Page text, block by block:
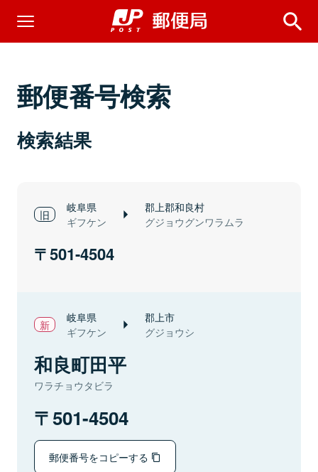
郵便番号検索
検索結果
岐阜県
ギフケン
郡上郡和良村
グジョウグンワラムラ
501-4504
岐阜県
ギフケン
郡上市
グジョウシ
和良町田平
ワラチョウタビラ
501-4504
郵便番号をコピーする